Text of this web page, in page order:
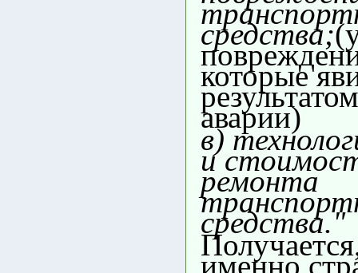
средства;
которые
аварии)
в)
и
ремонта
средства."
именно